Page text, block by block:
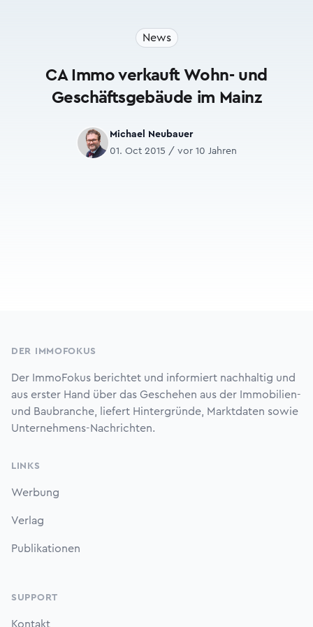
News
CA Immo verkauft Wohn- und
Geschäftsgebäude im Mainz
Michael Neubauer
01. Oct 2015 / vor 10 Jahren
DER IMMOFOKUS
Der ImmoFokus berichtet und informiert nachhaltig und
aus erster Hand über das Geschehen aus der Immobilien-
und Baubranche, liefert Hintergründe, Marktdaten sowie
Unternehmens-Nachrichten.
LINKS
Werbung
Verlag
Publikationen
SUPPORT
Kontakt